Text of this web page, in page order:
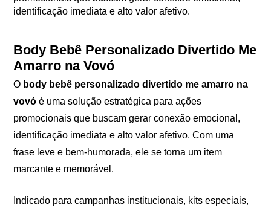
identificação imediata e alto valor afetivo.
Body Bebê Personalizado Divertido Me
Amarro na Vovó
O body bebê personalizado divertido me amarro na
vovó é uma solução estratégica para ações
promocionais que buscam gerar conexão emocional,
identificação imediata e alto valor afetivo. Com uma
frase leve e bem-humorada, ele se torna um item
marcante e memorável.
Indicado para campanhas institucionais, kits especiais,